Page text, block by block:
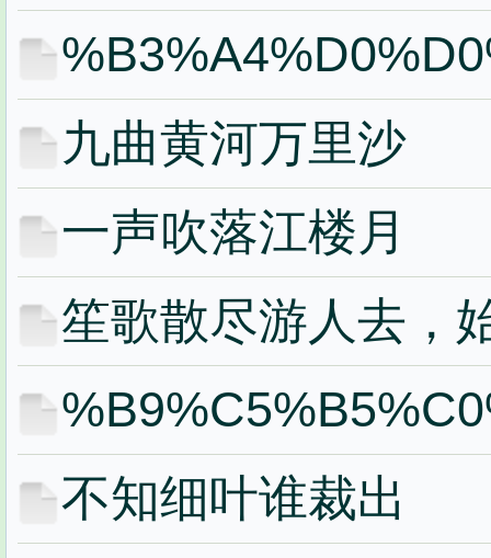
九曲黄河万里沙
一声吹落江楼月
笙歌散尽游人去，
不知细叶谁裁出